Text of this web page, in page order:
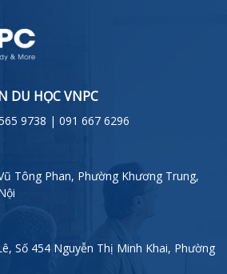
DU HỌC VNPC
9738 | 091 667 6296
Tông Phan, Phường Khương Trung,
Số 454 Nguyễn Thị Minh Khai, Phường